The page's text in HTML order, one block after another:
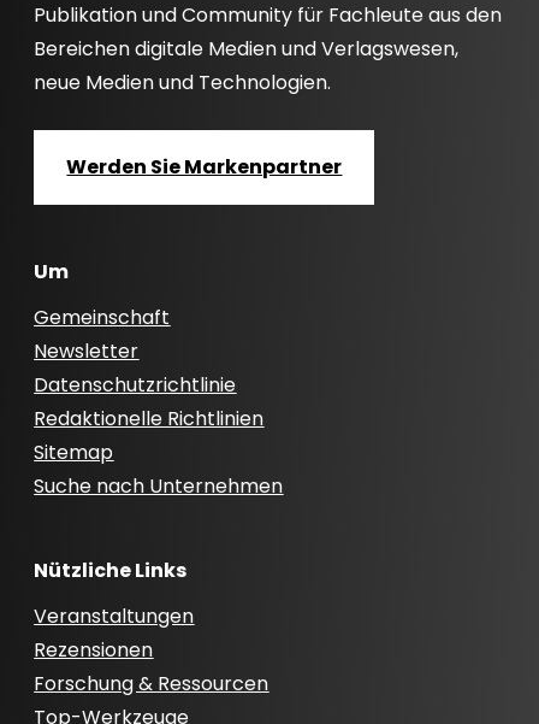
Publikation und Community für Fachleute aus den
Bereichen digitale Medien und Verlagswesen,
neue Medien und Technologien.
Werden Sie Markenpartner
Um
Gemeinschaft
Newsletter
Datenschutzrichtlinie
Redaktionelle Richtlinien
Sitemap
Suche nach Unternehmen
Nützliche Links
Veranstaltungen
Rezensionen
Forschung & Ressourcen
Top-Werkzeuge